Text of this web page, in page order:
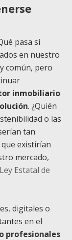
pasa si
en nuestro
común, pero
inmobiliario
. ¿Quién
o las
tan
que existirían
mercado,
Ley Estatal de
digitales o
en el
profesionales